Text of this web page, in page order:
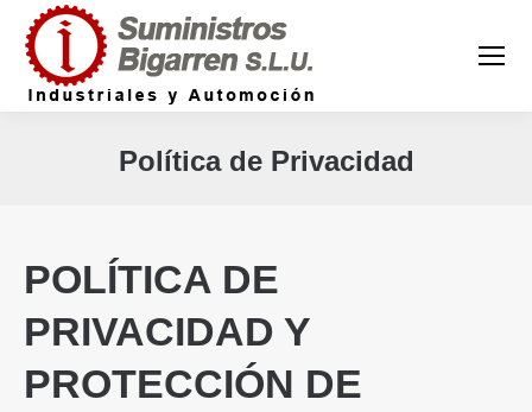
Política de Privacidad
POLÍTICA DE
PRIVACIDAD Y
PROTECCIÓN DE